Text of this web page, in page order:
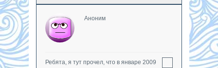
Аноним
Ребята, я тут прочел, что в январе 2009